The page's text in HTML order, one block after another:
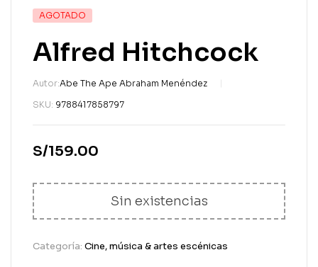
AGOTADO
Alfred Hitchcock
Autor:Abe The Ape Abraham Menéndez
SKU: 9788417858797
S/159.00
Sin existencias
Categoría: Cine, música & artes escénicas